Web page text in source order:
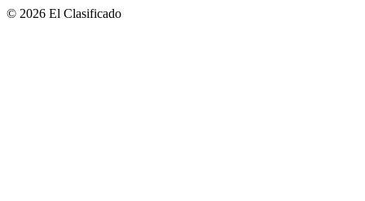
© 2026 El Clasificado